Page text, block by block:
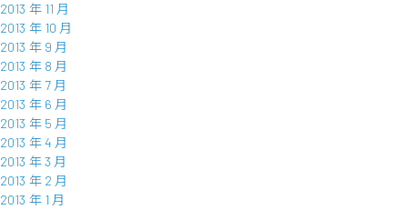
2013 年 11 月
2013 年 10 月
2013 年 9 月
2013 年 8 月
2013 年 7 月
2013 年 6 月
2013 年 5 月
2013 年 4 月
2013 年 3 月
2013 年 2 月
2013 年 1 月